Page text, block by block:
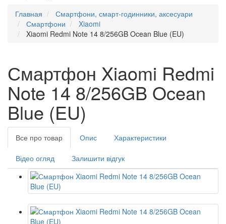
Главная
Смартфони, смарт-годинники, аксесуари
Смартфони
Xiaomi
Xiaomi Redmi Note 14 8/256GB Ocean Blue (EU)
Смартфон Xiaomi Redmi
Note 14 8/256GB Ocean
Blue (EU)
Все про товар Опис Характеристики
Відео огляд Залишити відгук